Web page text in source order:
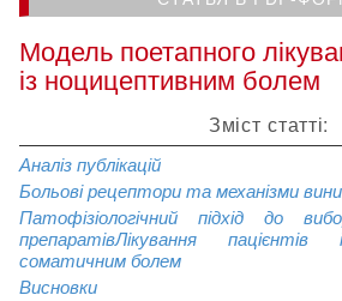
Модель поетапного
із ноцицептивним болем
Зміст статті:
Аналіз публікацій
Больові рецептори та механізми
Патофізіологічний підхід до
препаратівЛікування пацієнтів
соматичним болем
Висновки